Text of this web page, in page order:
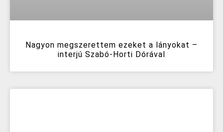
Nagyon megszerettem ezeket a lányokat –
interjú Szabó-Horti Dórával